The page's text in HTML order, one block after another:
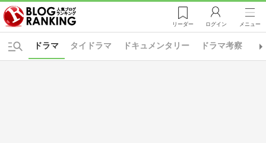
リーダー ログイン メニュー
タイドラマ ドキュメンタリー
ドラマ ドラマ考察